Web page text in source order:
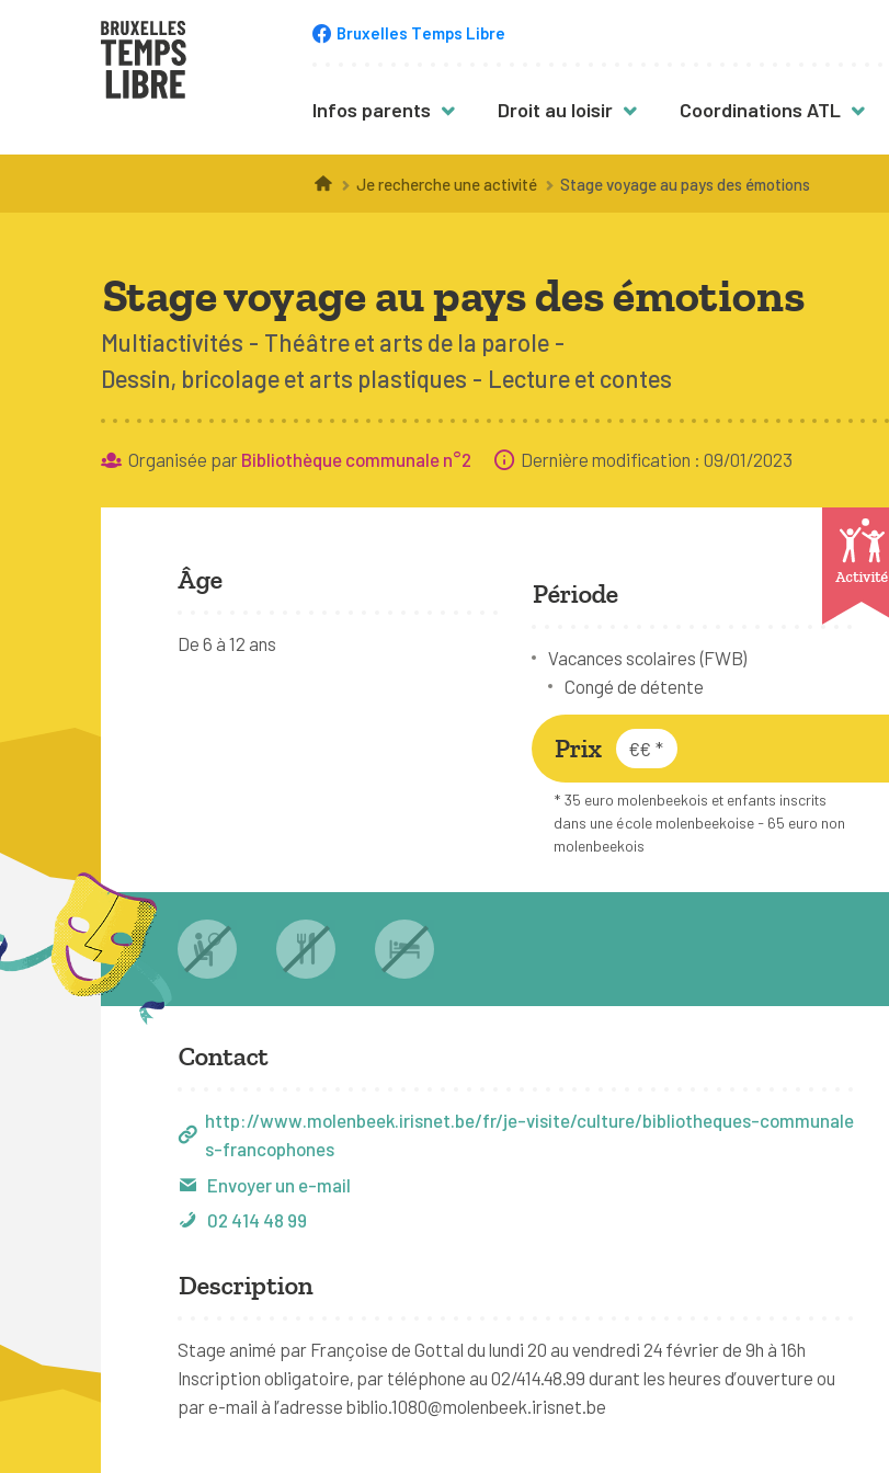
Bruxelles Temps Libre
Infos parents
Équipement
Accompagnement
Santé
Budget
handicap
Activités en famille
Droit au loisir Coordinations ATL
Je recherche une activité Stage voyage au pays des émotions
Stage voyage au pays des émotions
Multiactivités
Théâtre et arts de la parole
Dessin, bricolage et arts plastiques
Lecture et contes
Organisée par Bibliothèque communale n°2 Dernière modification : 09/01/2023
Activité
Âge
De 6 à 12 ans
Période
Vacances scolaires (FWB)
Congé de détente
Prix €€ *
* 35 euro molenbeekois et enfants inscrits
dans une école molenbeekoise - 65 euro non
molenbeekois
Contact
http://www.molenbeek.irisnet.be/fr/je-visite/culture/bibliotheques-communale
s-francophones
Envoyer un e-mail
02 414 48 99
Description
Stage animé par Françoise de Gottal du lundi 20 au vendredi 24 février de 9h à 16h
Inscription obligatoire, par téléphone au 02/414.48.99 durant les heures d’ouverture ou
par e-mail à l’adresse biblio.1080@molenbeek.irisnet.be